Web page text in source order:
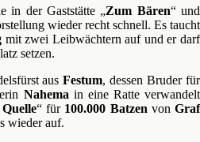
in der Gaststätte „Zum Bären“ und
wieder recht schnell. Es taucht
mit zwei Leibwächtern auf und er darf
setzen.
ausFestum, dessen Bruder für
Nahema in eine Ratte verwandelt
“ für 100.000 Batzen vonGraf
wieder auf.